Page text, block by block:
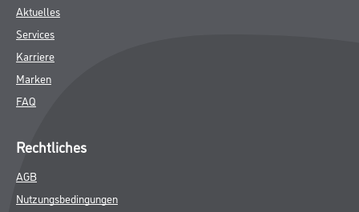
Aktuelles
Services
Karriere
Marken
FAQ
Rechtliches
AGB
Nutzungsbedingungen